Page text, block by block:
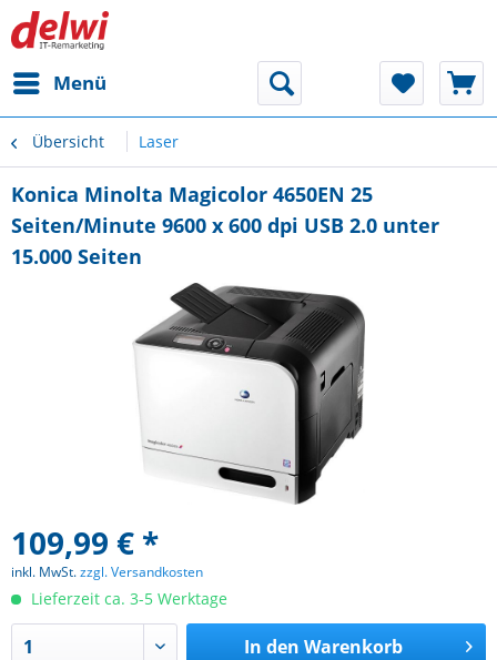
Menü
Übersicht Laser
Konica Minolta Magicolor 4650EN 25
Seiten/Minute 9600 x 600 dpi USB 2.0 unter
15.000 Seiten
109,99 € *
inkl. MwSt.zzgl. Versandkosten
Lieferzeit ca. 3-5 Werktage
In den Warenkorb